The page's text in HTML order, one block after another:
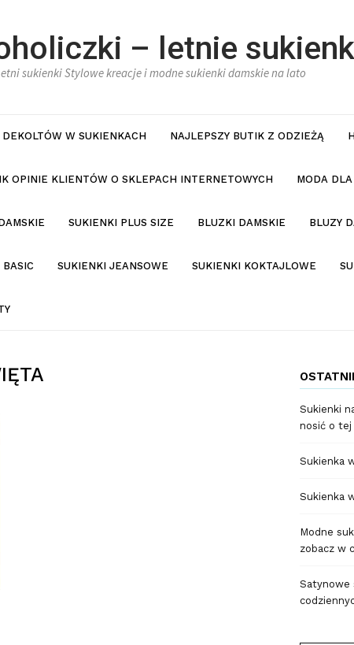
– letnie
sukienki Stylowe kreacje i modne sukienki damskie na lato
W SUKIENKACH NAJLEPSZY BUTIK Z ODZIEŻĄ
OPINIE KLIENTÓW O SKLEPACH INTERNETOWYCH MODA
SUKIENKI PLUS SIZE BLUZKI DAMSKIE BLUZY
BASIC SUKIENKI JEANSOWE SUKIENKI KOKTAJLOWE
Sukienki
nosić o tej
Sukienka
Sukienka
Modne
zobacz w
Satynowe